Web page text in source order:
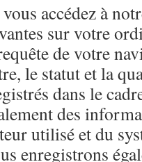
accédez à
sur votre
de votre
le statut et la
dans le
des
utilisé et du
enregistrons